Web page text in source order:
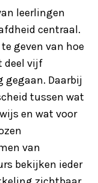
leerlingen
centraal.
geven van hoe
deel vijf
gegaan. Daarbij
tussen wat
en wat voor
van
bekijken ieder